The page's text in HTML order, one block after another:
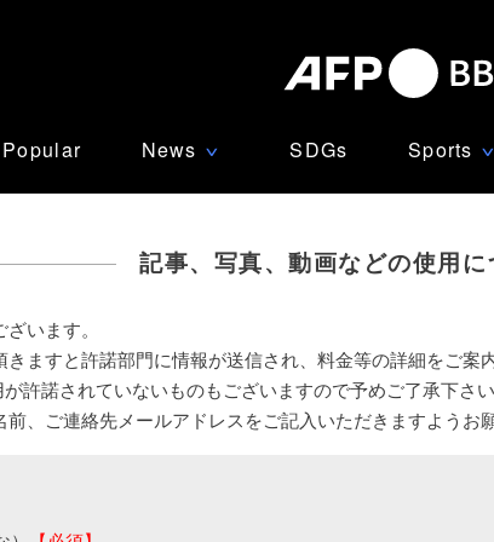
Popular News ∨ SDGs Sports ∨
記事、写真、動画などの使用
います。
ますと許諾部門に情報が送信され、料金等の詳細をご案
許諾されていないものもございますので予めご了承下さい
、ご連絡先メールアドレスをご記入いただきますようお